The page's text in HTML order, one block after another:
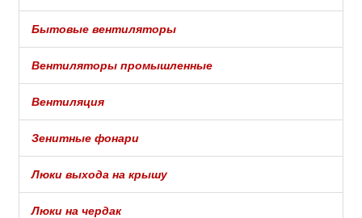
Бытовые вентиляторы
Вентиляторы промышленные
Вентиляция
Зенитные фонари
Люки выхода на крышу
Люки на чердак